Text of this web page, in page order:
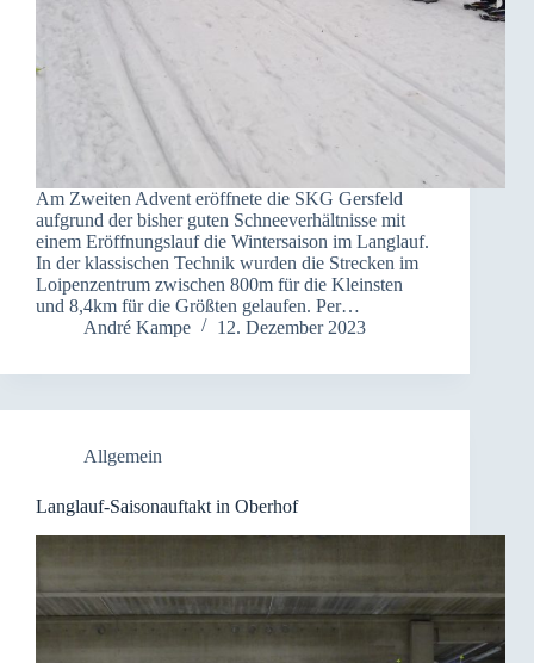
Am Zweiten Advent eröffnete die SKG Gersfeld
aufgrund der bisher guten Schneeverhältnisse mit
einem Eröffnungslauf die Wintersaison im Langlauf.
In der klassischen Technik wurden die Strecken im
Loipenzentrum zwischen 800m für die Kleinsten
und 8,4km für die Größten gelaufen. Per…
André Kampe
12. Dezember 2023
Allgemein
Langlauf-Saisonauftakt in Oberhof